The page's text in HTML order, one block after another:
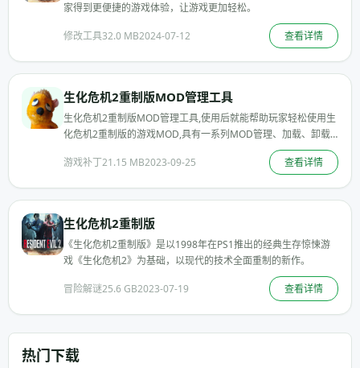
家得到更便捷的游戏体验，让游戏更加轻松。
修改工具32.0 MB2024-07-12 查看详情
生化危机2重制版MOD管理工具
生化危机2重制版MOD管理工具,使用后就能帮助玩家轻松使用生
化危机2重制版的游戏MOD,具有一系列MOD管理、加载、卸载
游戏补丁21.15 MB2023-09-25 查看详情
生化危机2重制版
《生化危机2重制版》是以1998年在PS1推出的经典生存惊悚游
戏《生化危机2》为基础，以现代的技术全面重制的新作。
冒险解谜25.6 GB2023-07-19 查看详情
热门下载